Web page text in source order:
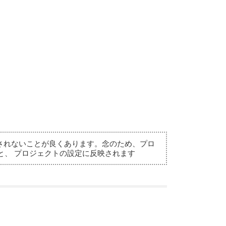
ないことが良くあります。念のため、プロ
、 プロジェクトの設定に反映されます